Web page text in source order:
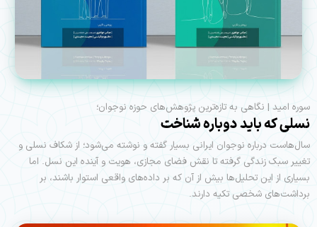
سوره امید | نگاهی به تازه‌ترین پژوهش‌های حوزه نوجوان؛
نسلی که باید دوباره شناخت
سال‌هاست درباره نوجوان ایرانی بسیار گفته و نوشته می‌شود؛ از شکاف نسلی و
تغییر سبک زندگی گرفته تا نقش فضای مجازی، هویت و آینده این نسل. اما
بسیاری از این تحلیل‌ها بیش از آن که بر داده‌های واقعی استوار باشند، بر
برداشت‌های شخصی تکیه دارند.